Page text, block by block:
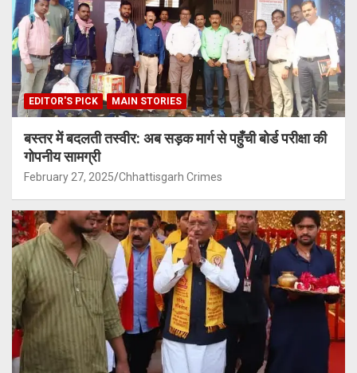
EDITOR'S PICK MAIN STORIES
बस्तर में बदलती तस्वीर: अब सड़क मार्ग से पहुँची बोर्ड परीक्षा की
गोपनीय सामग्री
February 27, 2025 Chhattisgarh Crimes